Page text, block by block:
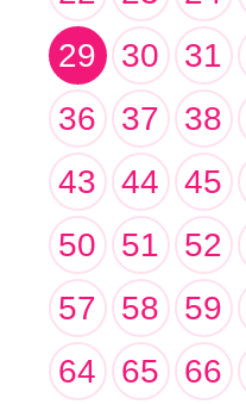
29
30 31
36
37 38
43
44 45
50
51 52
57
58 59
64
65 66